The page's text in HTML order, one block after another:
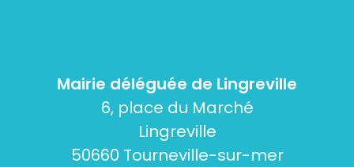
Mairie déléguée de Lingreville
6, place du Marché
Lingreville
50660 Tourneville-sur-mer